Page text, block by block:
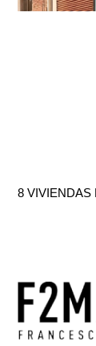
8 VIVIENDAS